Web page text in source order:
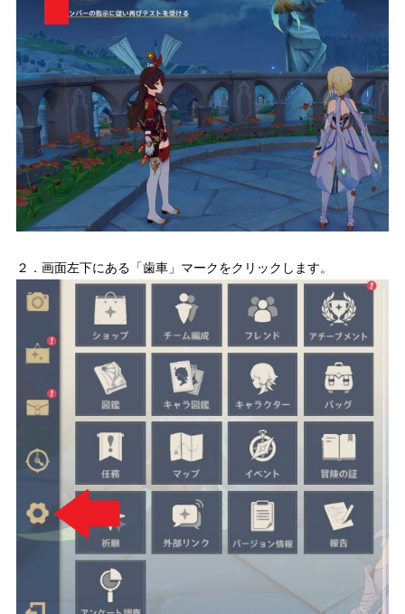
２．画面左下にある「歯車」マークをクリックします。